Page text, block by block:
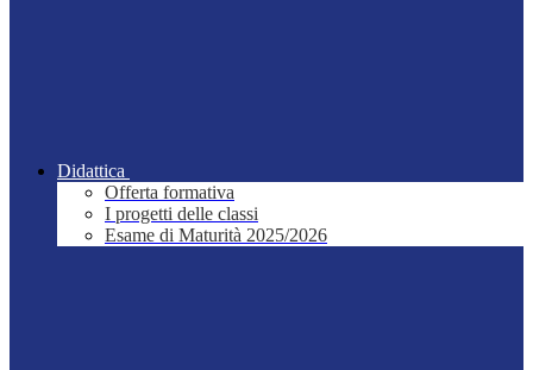
Didattica
Offerta formativa
I progetti delle classi
Esame di Maturità 2025/2026